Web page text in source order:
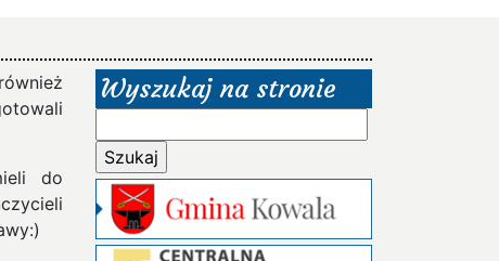
do
Wyszukaj na stronie